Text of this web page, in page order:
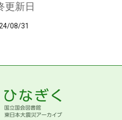
更新日
08/31